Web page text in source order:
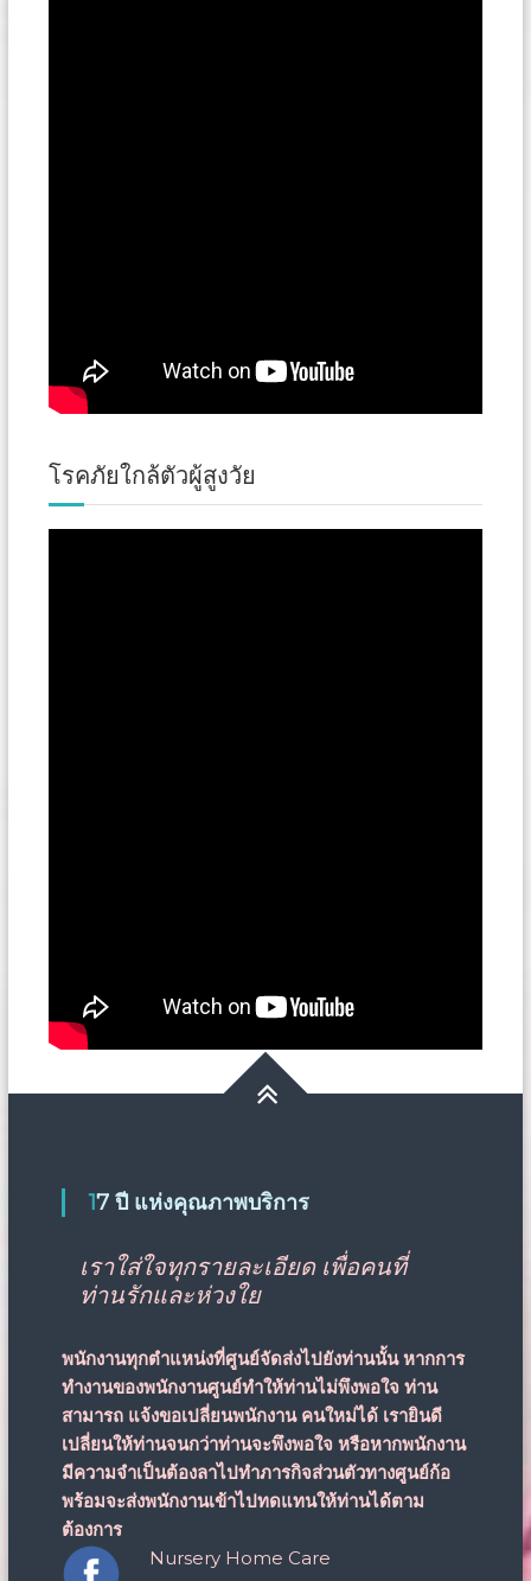
โรคภัยใกล้ตัวผู้สูงวัย
17 ปี แห่งคุณภาพบริการ
เราใส่ใจทุกรายละเอียด เพื่อคนที่
ท่านรักและห่วงใย
พนักงานทุกตำแหน่งที่ศูนย์จัดส่งไปยังท่านนั้น หากการ
ทำงานของพนักงานศูนย์ทำให้ท่านไม่พึงพอใจ ท่าน
สามารถ แจ้งขอเปลี่ยนพนักงานคนใหม่ได้ เรายินดี
เปลี่ยนให้ท่านจนกว่าท่านจะพึงพอใจ หรือหากพนักงาน
มีความจำเป็นต้องลาไปทำภารกิจส่วนตัวทางศูนย์ก้อ
พร้อมจะส่งพนักงานเข้าไปทดแทนให้ท่านได้ตาม
ต้องการ
Nursery Home Care